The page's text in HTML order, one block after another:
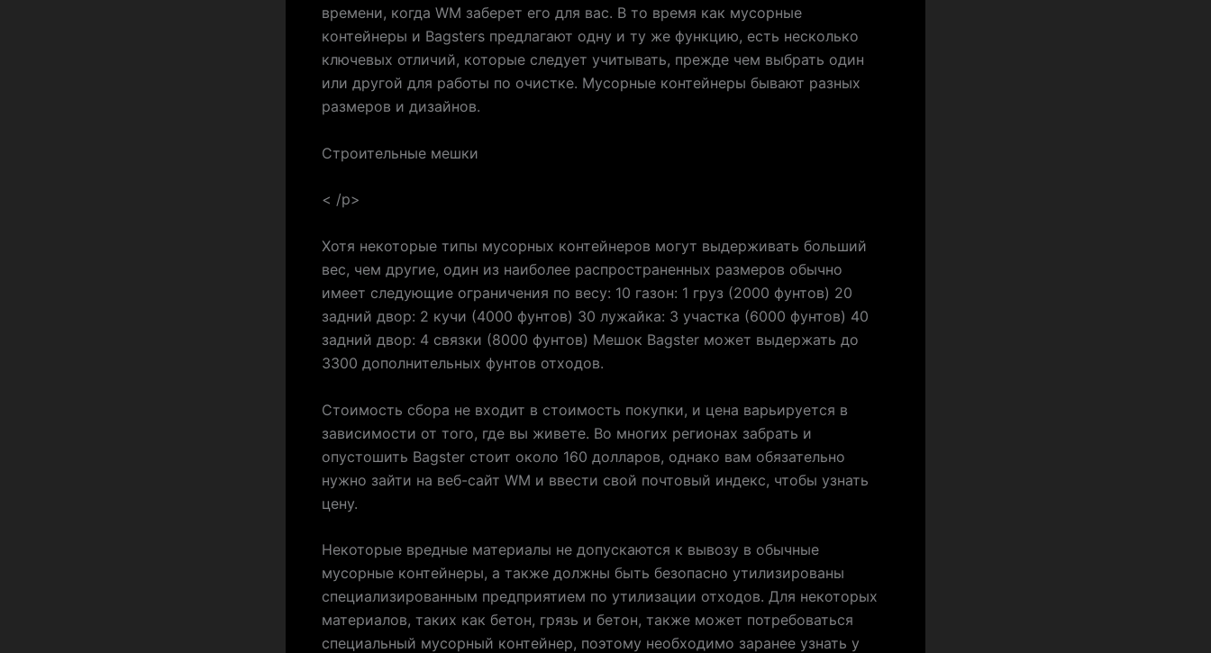
времени, когда WM заберет его для вас. В то время как мусорные
контейнеры и Bagsters предлагают одну и ту же функцию, есть несколько
ключевых отличий, которые следует учитывать, прежде чем выбрать один
или другой для работы по очистке. Мусорные контейнеры бывают разных
размеров и дизайнов.
Строительные мешки
< /p>
Хотя некоторые типы мусорных контейнеров могут выдерживать больший
вес, чем другие, один из наиболее распространенных размеров обычно
имеет следующие ограничения по весу: 10 газон: 1 груз (2000 фунтов) 20
задний двор: 2 кучи (4000 фунтов) 30 лужайка: 3 участка (6000 фунтов) 40
задний двор: 4 связки (8000 фунтов) Мешок Bagster может выдержать до
3300 дополнительных фунтов отходов.
Стоимость сбора не входит в стоимость покупки, и цена варьируется в
зависимости от того, где вы живете. Во многих регионах забрать и
опустошить Bagster стоит около 160 долларов, однако вам обязательно
нужно зайти на веб-сайт WM и ввести свой почтовый индекс, чтобы узнать
цену.
Некоторые вредные материалы не допускаются к вывозу в обычные
мусорные контейнеры, а также должны быть безопасно утилизированы
специализированным предприятием по утилизации отходов. Для некоторых
материалов, таких как бетон, грязь и бетон, также может потребоваться
специальный мусорный контейнер, поэтому необходимо заранее узнать у